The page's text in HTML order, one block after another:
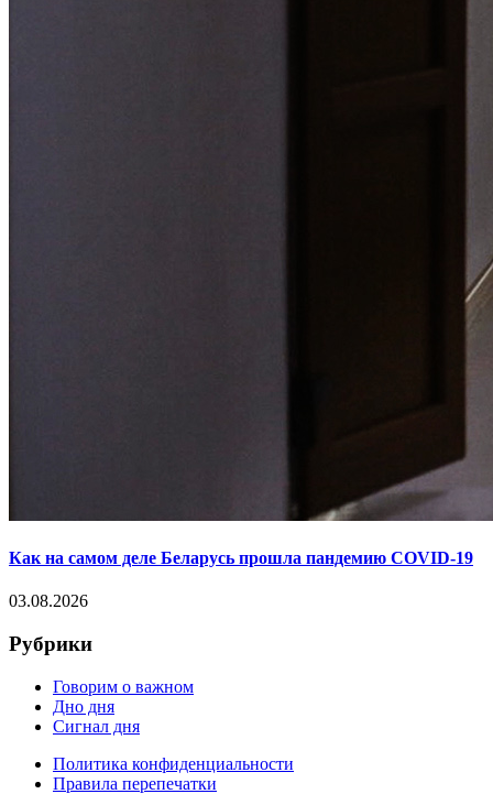
Как на самом деле Беларусь прошла пандемию COVID-19
03.08.2026
Рубрики
Говорим о важном
Дно дня
Сигнал дня
Политика конфиденциальности
Правила перепечатки